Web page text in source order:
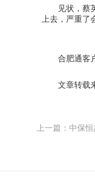
见状，蔡英
上去，严重
合肥通客户
文章转载来
上一篇：中保